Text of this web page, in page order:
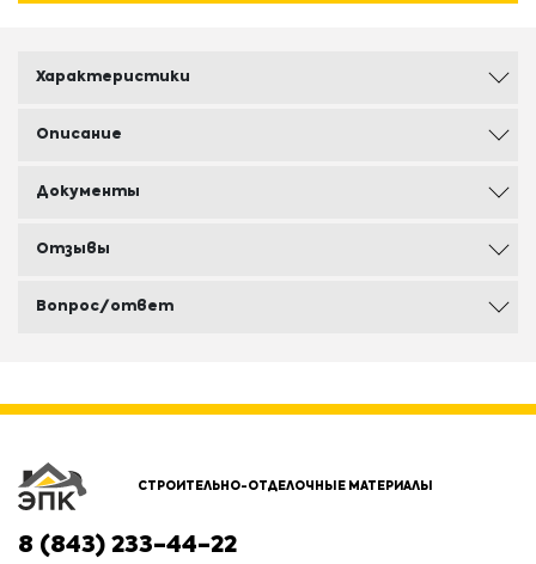
Характеристики
Описание
Документы
Отзывы
Вопрос/ответ
СТРОИТЕЛЬНО-ОТДЕЛОЧНЫЕ МАТЕРИАЛЫ
8 (843) 233-44-22